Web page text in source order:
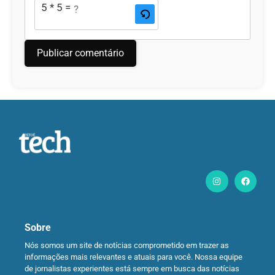
5 * 5 = ?
Sobre
Nós somos um site de notícias comprometido em trazer as
informações mais relevantes e atuais para você. Nossa equipe
de jornalistas experientes está sempre em busca das notícias